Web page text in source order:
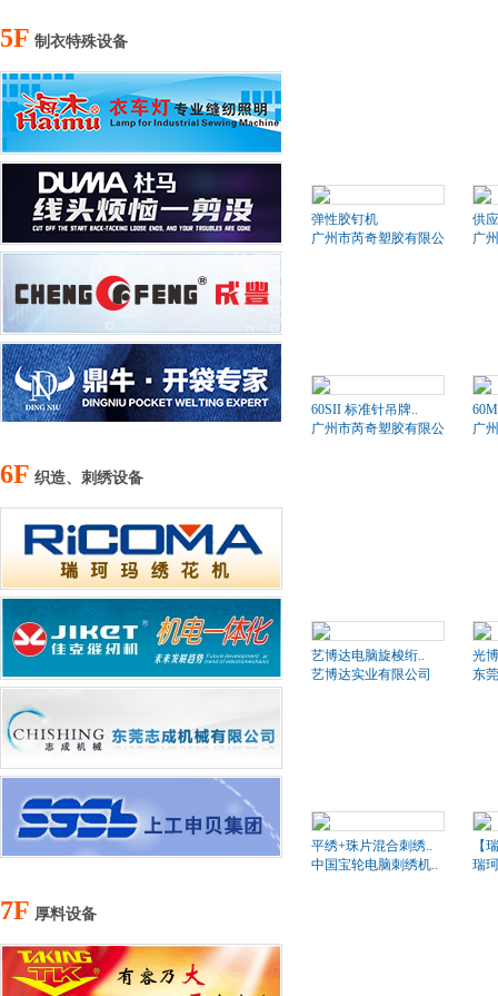
5F 制衣特殊设备
弹性胶钉机
广州市芮奇塑胶有限公司
供
广
60SII 标准针吊牌..
广州市芮奇塑胶有限公司
广
6F 织造、刺绣设备
艺博达电脑旋梭绗..
艺博达实业有限公司
光
东
平绣+珠片混合刺绣..
中国宝轮电脑刺绣机..
【
瑞
7F 厚料设备